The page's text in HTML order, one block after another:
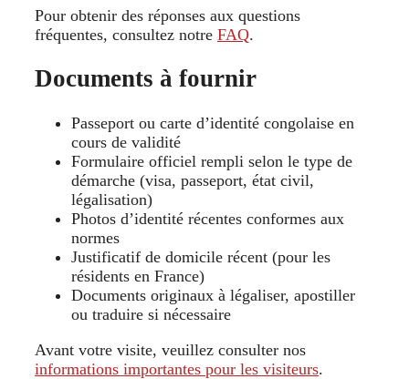
Pour obtenir des réponses aux questions
fréquentes, consultez notre FAQ.
Documents à fournir
Passeport ou carte d’identité congolaise en
cours de validité
Formulaire officiel rempli selon le type de
démarche (visa, passeport, état civil,
légalisation)
Photos d’identité récentes conformes aux
normes
Justificatif de domicile récent (pour les
résidents en France)
Documents originaux à légaliser, apostiller
ou traduire si nécessaire
Avant votre visite, veuillez consulter nos
informations importantes pour les visiteurs.